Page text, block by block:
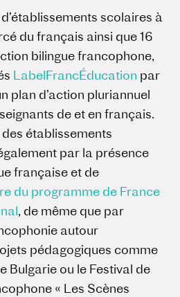
scolaires à
du français ainsi que 16
bilingue francophone,
LabelFrancÉducation par
plan d’action pluriannuel
de et en français.
établissements
par la présence
française et de
du programme de France
, de même que par
autour
pédagogiques comme
Bulgarie ou le Festival de
« Les Scènes